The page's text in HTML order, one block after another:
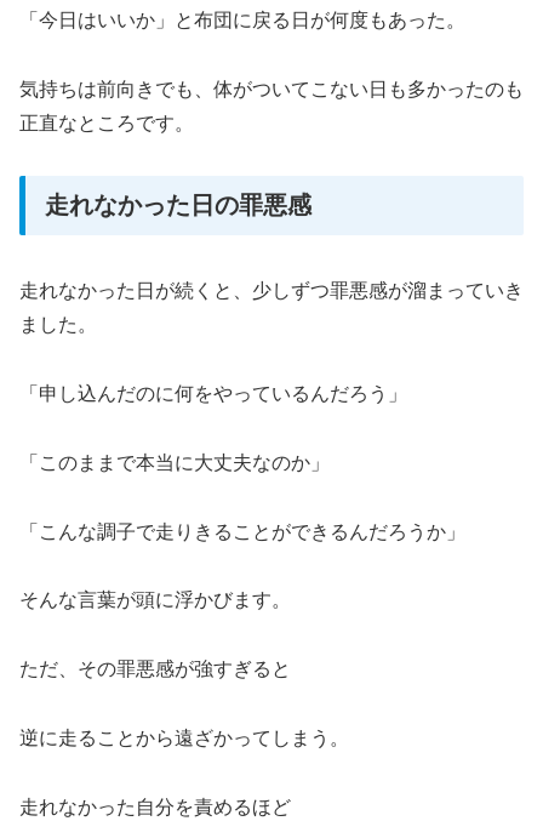
「今日はいいか」と布団に戻る日が何度もあった。
気持ちは前向きでも、体がついてこない日も多かったのも
正直なところです。
走れなかった日の罪悪感
走れなかった日が続くと、少しずつ罪悪感が溜まっていき
ました。
「申し込んだのに何をやっているんだろう」
「このままで本当に大丈夫なのか」
「こんな調子で走りきることができるんだろうか」
そんな言葉が頭に浮かびます。
ただ、その罪悪感が強すぎると
逆に走ることから遠ざかってしまう。
走れなかった自分を責めるほど